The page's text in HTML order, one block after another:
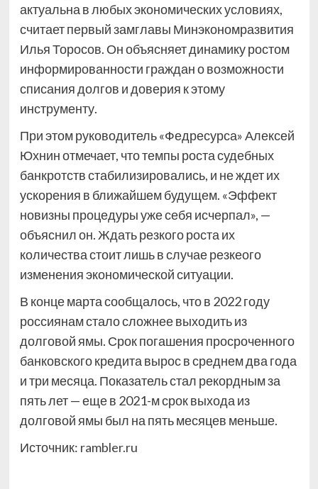
актуальна в любых экономических условиях,
считает первый замглавы Минэкономразвития
Илья Торосов. Он объясняет динамику ростом
информированности граждан о возможности
списания долгов и доверия к этому
инструменту.
При этом руководитель «Федресурса» Алексей
Юхнин отмечает, что темпы роста судебных
банкротств стабилизировались, и не ждет их
ускорения в ближайшем будущем. «Эффект
новизны процедуры уже себя исчерпал», —
объяснил он. Ждать резкого роста их
количества стоит лишь в случае резкеого
изменения экономической ситуации.
В конце марта сообщалось, что в 2022 году
россиянам стало сложнее выходить из
долговой ямы. Срок погашения просроченного
банковского кредита вырос в среднем два года
и три месяца. Показатель стал рекордным за
пять лет — еще в 2021-м срок выхода из
долговой ямы был на пять месяцев меньше.
Источник: rambler.ru